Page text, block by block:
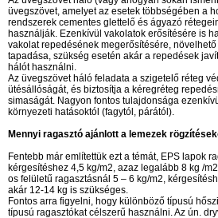
üvegszövet, amelyet az esetek többségében a
rendszerek cementes glettelő és ágyazó
használják. Ezenkívül vakolatok erősítésére is
vakolat repedésének megerősítésére,
tapadása, szükség esetén akár a repedések
hálót használni.
Az üvegszövet háló feladata a szigetelő réteg
ütésállóságát, és biztosítja a kéregréteg
simaságát. Nagyon fontos tulajdonsága
környezeti hatásoktól (fagytól, párától).
Mennyi ragasztó ajánlott a lemezek
Fentebb már említettük ezt a témát, EPS lapok
kérgesítéshez 4,5 kg/m2, azaz legalább 8 kg /
os felületű ragasztásnál 5 – 6 kg/m2,
akár 12-14 kg is szükséges.
Fontos arra figyelni, hogy különböző típusú
típusú ragasztókat célszerű használni. Az ún.